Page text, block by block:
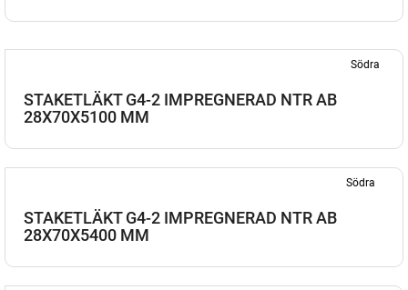
Södra
STAKETLÄKT G4-2 IMPREGNERAD NTR AB
28X70X5100 MM
Södra
STAKETLÄKT G4-2 IMPREGNERAD NTR AB
28X70X5400 MM